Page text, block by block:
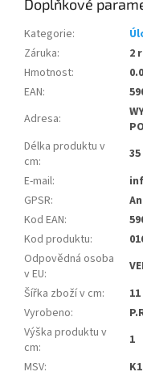
Doplňkové
Kategorie:
Záruka:
2
Hmotnost:
EAN:
Adresa:
Délka produktu v
cm:
35
E-mail:
GPSR:
Kod EAN:
Kod produktu:
Odpovědná osoba
v EU:
Šířka zboží v cm:
11
Vyrobeno:
Výška produktu v
cm:
1
MSV:
K1